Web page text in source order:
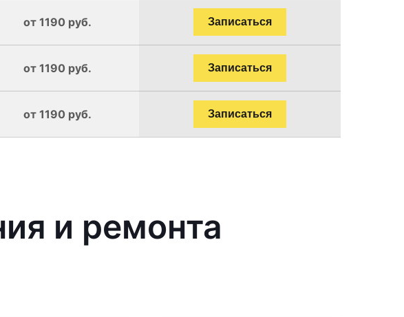
от 1190 руб. Записаться
от 1190 руб. Записаться
от 1190 руб. Записаться
и ремонта